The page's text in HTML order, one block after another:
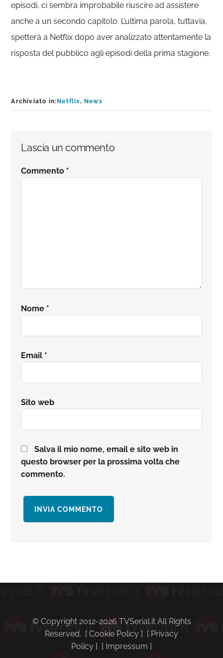
episodi, ci sembra improbabile riuscire ad assistere
anche a un secondo capitolo. L’ultima parola, tuttavia,
spetterà a Netflix dopo aver analizzato attentamente la
risposta del pubblico agli episodi della prima stagione.
Archiviato in: Netflix, News
Interazioni
del
Lascia un commento
Commento *
Nome *
Email *
Sito web
Salva il mio nome, email e sito web in
questo browser per la prossima volta che
commento.
primaria
© Copyright 2012-2026 TVSerial.it All Rights
Reserved. [ Cookie Policy ] [ Privacy
Policy ] [ Impressum ]